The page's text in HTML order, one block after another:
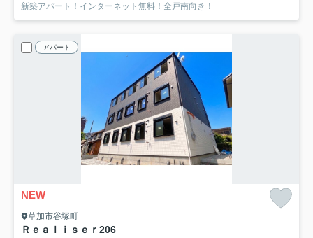
新築アパート！インターネット無料！全戸南向き！
アパート
NEW
草加市谷塚町
Ｒｅａｌｉｓｅｒ 206